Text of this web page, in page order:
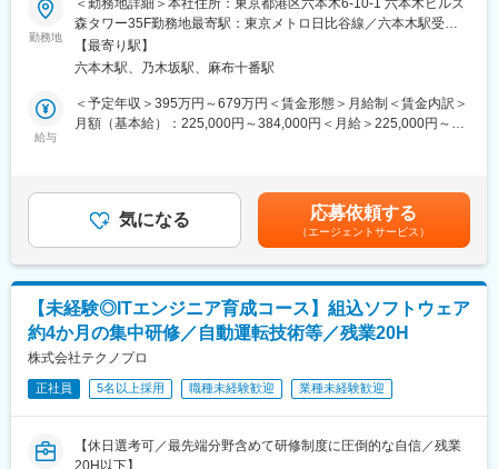
ーズに合わせたプロジェクトに参画していただきます。
当社の事業はプロジェクト参画型の「技術サービスビジネス（請
負・派遣）」や自社開発センターでの「受託」だけでなく、「技
術コンサルティング」や最先端技術を持つ企業との「協業」で生
まれる「ソリューションビジネス」も展開しております。
顧客の課題解決を中心とした事業を推し進め、エンジニアが常に
・メンタル支援：営業担当に話しづらいことも相談できるカウン
セリング
・全国7か所の研修センター：実地・オンラインにて、「講義×実
践×自己学習」のサイクルで学習可
・卒業制度：客先への転籍を後押ししています。客先から打診の
のち、面談後納得したうえで転籍可。直接雇用を前提とした常駐
先が増えてきているため、早い方で1年、平均的には2～3年で打
■当社の魅力
人材会社から製造支援会社・人材教育会社へとシフトし、今後は
エンジニアの採用拡大まで行っている当社。社員・顧客・会社が
★働きやすさ★
定着率90%以上／待機期間の給与100％保障／年間休日124日／平
均残業時間15時間程度／社宅制度充実
大手自動車・航空機・人工衛星・半導体・産業機械など、広範な
分野での機械設計に携わるエンジニアの派遣事業を展開しており
★その他★
クノプログループの一員であり、ITシステム開発や機械・電気系
の設計を幅広い業界から請け負う同社にて完全未経験から組込エ
ンジニアを目指せるポジションを募集します！
◆組込ソフトとは？
家電や自動車、ロボットなどの機械の中に組み込まれ、その機器
すために欠かせないソフトです。
≪前半≫
アルゴリズム・Ｃ言語プログラミングカリキュラム
・アルゴリズム
・C言語プログラミング
・C言語プログラミング演習
・ソフトウェア開発演習
≪後半≫
勤務地
＜勤務地詳細＞本社住所：東京都港区六本木6-10-1 六本木ヒルズ
森タワー35F勤務地最寄駅：東京メトロ日比谷線／六本木駅受動
喫煙対策：屋内全面禁煙変更の範囲：会社の定める事業所
【最寄り駅】
六本木駅、乃木坂駅、麻布十番駅
給与
＜予定年収＞395万円～679万円＜賃金形態＞月給制＜賃金内訳＞
月額（基本給）：225,000円～384,000円＜月給＞225,000円～
ア歴29年（月給92万円＋諸手当）・930万円／42歳／入社7年
目 エンジニア歴17年（月給 43万円＋諸手当＋賞与）賃金はあく
までも目安の金額であり、選考を通じて上下する可能性がありま
す。月給(月額)は固定手当を含めた表記です。
気になる 応募依頼する
（エージェントサービス）
【未経験◎ITエンジニア育成コース】組込ソフトウェア
約4か月の集中研修／自動運転技術等／残業20H
株式会社テクノプロ
正社員 5名以上採用 職種未経験歓迎 業種未経験歓迎
【休日選考可／最先端分野含めて研修制度に圧倒的な自信／残業
20H以下】